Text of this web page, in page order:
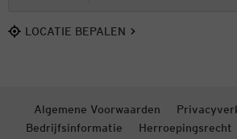
LOCATIE BEPALEN
Algemene Voorwaarden
Bedrijfsinformatie
Herroepingsrecht